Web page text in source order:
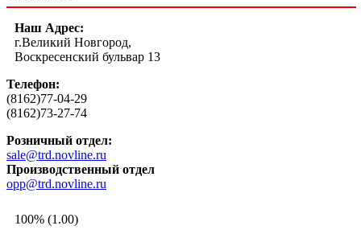
Наш Адрес:
г.Великий Новгород,
Воскресенский бульвар 13
Телефон:
(8162)77-04-29
(8162)73-27-74
Розничный отдел:
sale@trd.novline.ru
Производственный отдел
opp@trd.novline.ru
100% (1.00)